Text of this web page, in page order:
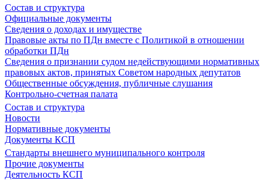
Состав и структура
Официальные документы
Сведения о доходах и имуществе
Правовые акты по ПДн вместе с Политикой в отношении
обработки ПДн
Сведения о признании судом недействующими нормативных
правовых актов, принятых Советом народных депутатов
Общественные обсуждения, публичные слушания
Контрольно-счетная палата
Состав и структура
Новости
Нормативные документы
Документы КСП
Стандарты внешнего муниципального контроля
Прочие документы
Деятельность КСП